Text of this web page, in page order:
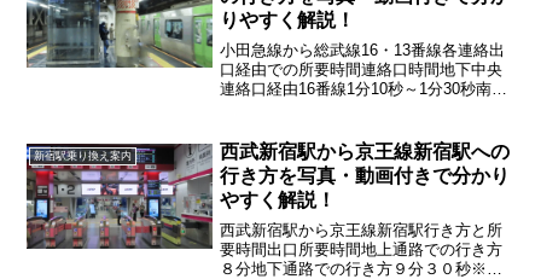
りやすく解説！
小田急線から総武線16・13番線各連絡出
口経由での所要時間連絡口時間地下中央
連絡口経由16番線1分10秒～1分30秒南側
南側連絡口経由13番線1分30秒...
新宿駅乗り換え案内
西武新宿駅から京王線新宿駅への
行き方を写真・動画付きで分かり
やすく解説！
西武新宿駅から京王線新宿駅行き方と所
要時間出口所要時間地上通路での行き方
８分地下通路での行き方９分３０秒※混